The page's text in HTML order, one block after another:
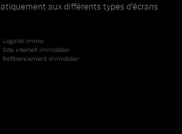
aux différents types d'écrans
Logiciel immo
Site internet immobilier
Référencement immobilier